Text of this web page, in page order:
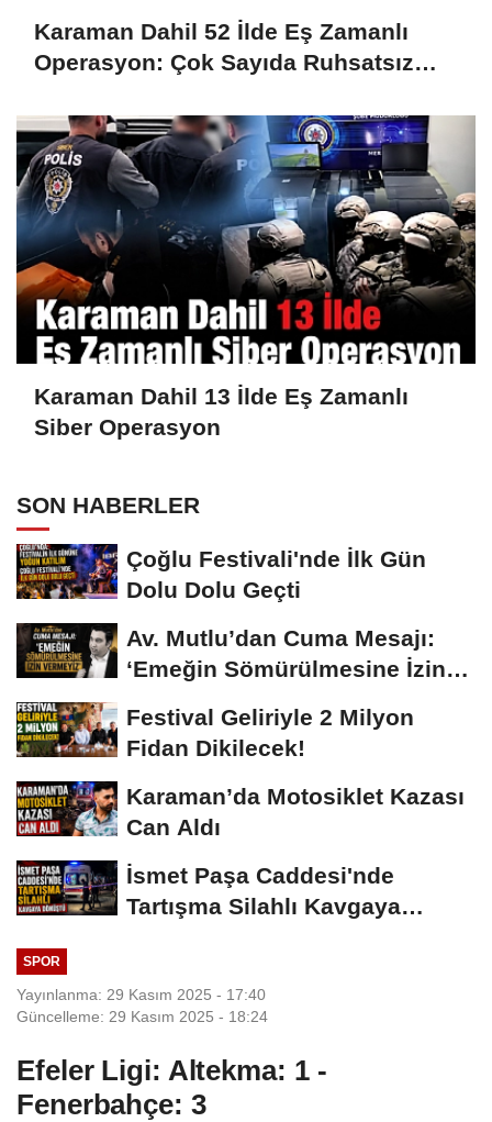
Karaman Dahil 52 İlde Eş Zamanlı
Operasyon: Çok Sayıda Ruhsatsız
Karaman Dahil 13 İlde Eş Zamanlı
Siber Operasyon
SON HABERLER
Çoğlu Festivali'nde İlk Gün
Dolu Dolu Geçti
Av. Mutlu’dan Cuma Mesajı:
‘Emeğin Sömürülmesine İzin
Festival Geliriyle 2 Milyon
Fidan Dikilecek!
Karaman’da Motosiklet Kazası
Can Aldı
İsmet Paşa Caddesi'nde
Tartışma Silahlı Kavgaya
SPOR
Yayınlanma: 29 Kasım 2025 - 17:40
Güncelleme: 29 Kasım 2025 - 18:24
Efeler Ligi: Altekma: 1 -
Fenerbahçe: 3